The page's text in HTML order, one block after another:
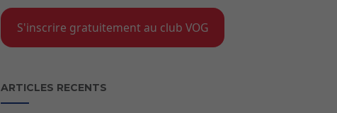
S'inscrire gratuitement au club VOG
ARTICLES RECENTS